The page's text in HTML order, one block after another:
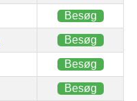
Besøg
Besøg
Besøg
Besøg